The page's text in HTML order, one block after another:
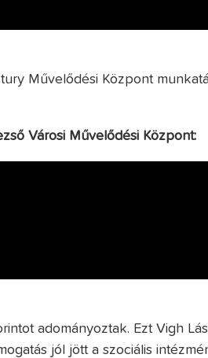
Művelődési Központ
Városi Művelődési Központ:
adományoztak. Ezt Vigh
jól jött a szociális